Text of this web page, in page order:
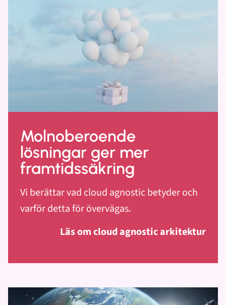
Molnoberoende
lösningar ger mer
framtidssäkring
Vi berättar vad cloud agnostic betyder och
varför detta för övervägas.
Läs om cloud agnostic arkitektur